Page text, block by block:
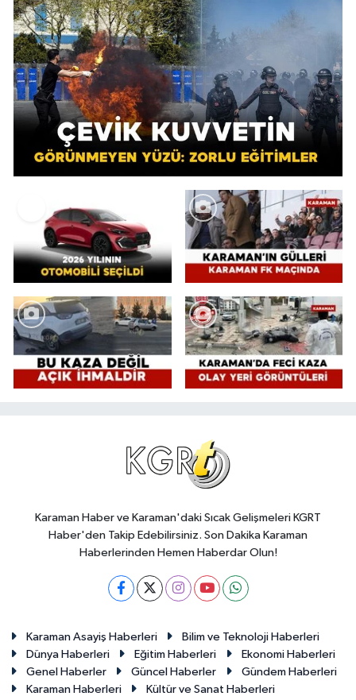
Karaman Haber ve Karaman'daki Sıcak Gelişmeleri KGRT
Haber'den Takip Edebilirsiniz. Son Dakika Karaman
Haberlerinden Hemen Haberdar Olun!
Karaman Asayiş Haberleri
Bilim ve Teknoloji Haberleri
Dünya Haberleri
Eğitim Haberleri
Ekonomi Haberleri
Genel Haberler
Güncel Haberler
Gündem Haberleri
Karaman Haberleri
Kültür ve Sanat Haberleri